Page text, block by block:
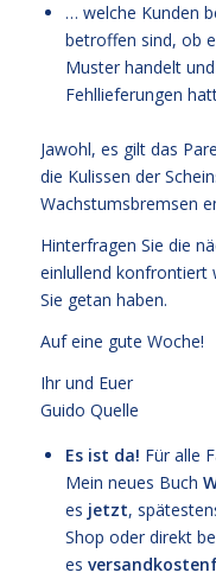
… welche Kunden
betroffen sind, ob
Muster handelt
Fehllieferungen
Jawohl, es gilt das
die Kulissen der
Wachstumsbremsen
Hinterfragen Sie die
einlullend konfrontiert
Sie getan haben.
Auf eine gute Woche!
Ihr und Euer
Guido Quelle
Es ist da! Für alle
Mein neues Buch
es jetzt,
Shop oder direkt
es